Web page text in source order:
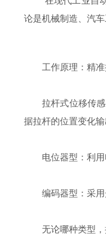
论是机械制造、汽
工作原理：精准
拉杆式位移传感器
据拉杆的位置变化
电位器型：利用电
编码器型：采用
无论哪种类型，拉